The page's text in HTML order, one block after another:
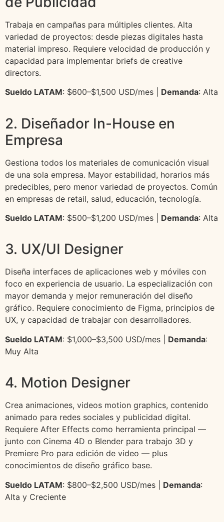
Trabaja en campañas para múltiples clientes. Alta
variedad de proyectos: desde piezas digitales hasta
material impreso. Requiere velocidad de producción y
capacidad para implementar briefs de creative
directors.
Sueldo LATAM: $600–$1,500 USD/mes | Demanda: Alta
2. Diseñador In-House en
Empresa
Gestiona todos los materiales de comunicación visual
de una sola empresa. Mayor estabilidad, horarios más
predecibles, pero menor variedad de proyectos. Común
en empresas de retail, salud, educación, tecnología.
Sueldo LATAM: $500–$1,200 USD/mes | Demanda: Alta
3. UX/UI Designer
Diseña interfaces de aplicaciones web y móviles con
foco en experiencia de usuario. La especialización con
mayor demanda y mejor remuneración del diseño
gráfico. Requiere conocimiento de Figma, principios de
UX, y capacidad de trabajar con desarrolladores.
Sueldo LATAM: $1,000–$3,500 USD/mes | Demanda:
Muy Alta
4. Motion Designer
Crea animaciones, videos motion graphics, contenido
animado para redes sociales y publicidad digital.
Requiere After Effects como herramienta principal —
junto con Cinema 4D o Blender para trabajo 3D y
Premiere Pro para edición de video — plus
conocimientos de diseño gráfico base.
Sueldo LATAM: $800–$2,500 USD/mes | Demanda:
Alta y Creciente